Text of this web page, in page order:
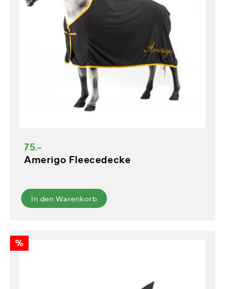
75.-
Amerigo Fleecedecke
In den Warenkorb
%